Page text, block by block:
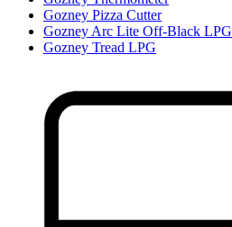
Gozney Pizza Cutter
Gozney Arc Lite Off-Black LPG
Gozney Tread LPG